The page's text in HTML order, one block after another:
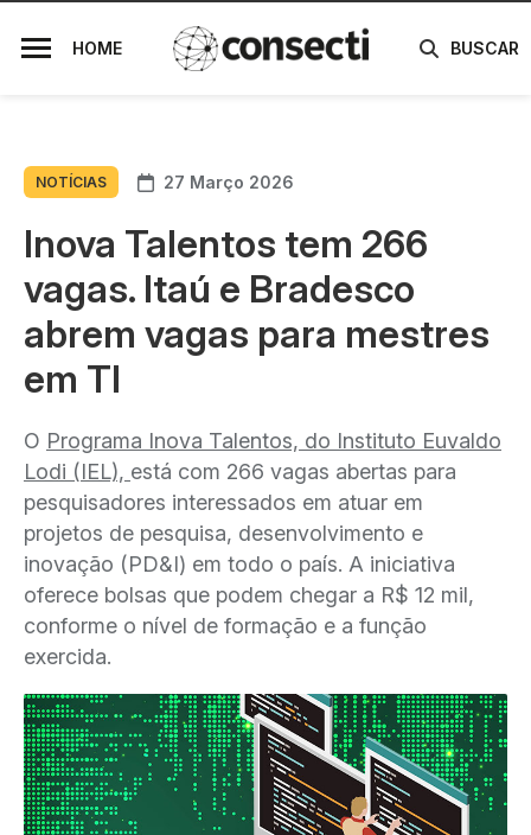
HOME BUSCAR
NOTÍCIAS 27 Março 2026
Inova Talentos tem 266
vagas. Itaú e Bradesco
abrem vagas para mestres
em TI
O Programa Inova Talentos, do Instituto Euvaldo
Lodi (IEL), está com 266 vagas abertas para
pesquisadores interessados em atuar em
projetos de pesquisa, desenvolvimento e
inovação (PD&I) em todo o país. A iniciativa
oferece bolsas que podem chegar a R$ 12 mil,
conforme o nível de formação e a função
exercida.